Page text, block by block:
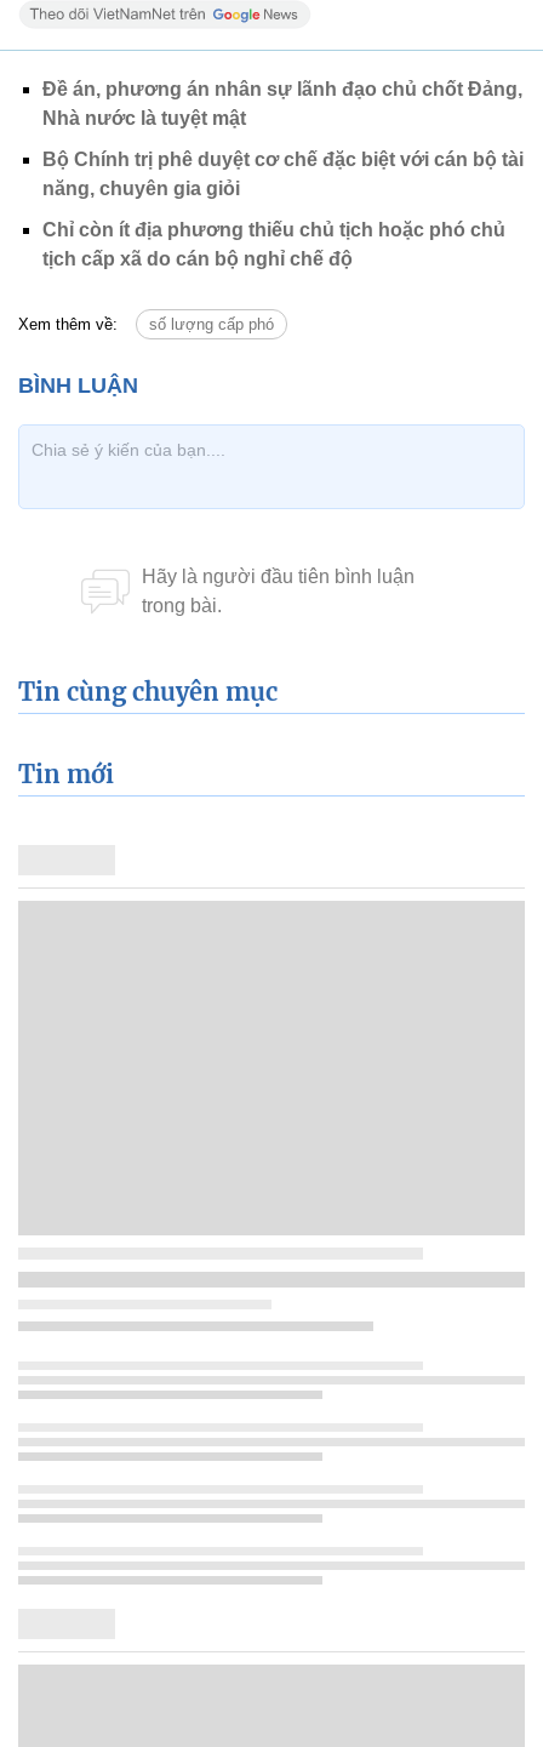
Đề án, phương án nhân sự lãnh đạo chủ chốt Đảng,
Nhà nước là tuyệt mật
Bộ Chính trị phê duyệt cơ chế đặc biệt với cán bộ tài
năng, chuyên gia giỏi
Chỉ còn ít địa phương thiếu chủ tịch hoặc phó chủ
tịch cấp xã do cán bộ nghỉ chế độ
Xem thêm về: số lượng cấp phó
Tin cùng chuyên mục
Tin mới